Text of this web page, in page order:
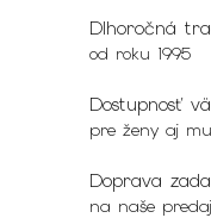
Dlhoročná
od roku 1995
Dostupnosť
pre ženy aj
Doprava
na naše